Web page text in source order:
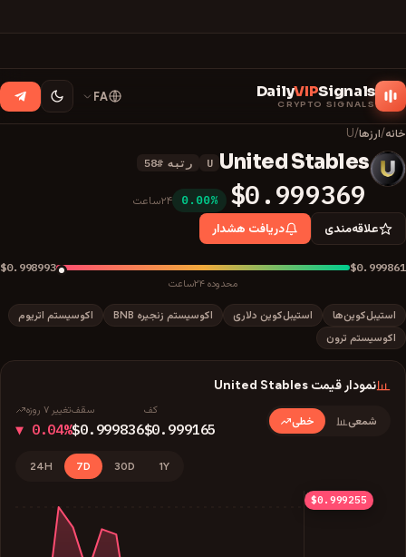
DailyVIPSignals
CRYPTO SIGNALS
FA
خانه/ارزها/
U
U
United Stables
U رتبه#
58
$0.999369
0.00% ۲۴ساعت
علاقه‌مندی دریافت هشدار
$0.998993 $0.999861
محدوده ۲۴ساعت
استیبل‌کوین‌ها استیبل‌کوین دلاری اکوسیستم زنجیره BNB
اکوسیستم اتریوم
اکوسیستم ترون
نمودار قیمت United Stables
تغییر ۷ روزه
▼ 0.04%
سقف
$0.999836
کف
$0.999165 خطی شمعی
24H 7D 30D 1Y
$0.999836
$0.999668
$0.999501
$0.999165
$0.999255